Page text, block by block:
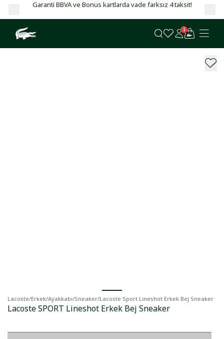
Garanti BBVA ve Bonus kartlarda vade farksız 4 taksit!
1
Lacoste/Erkek/Ayakkabı/Sneaker/Lacoste Sport Lineshot Erkek Bej Sneaker
Lacoste SPORT Lineshot Erkek Bej Sneaker